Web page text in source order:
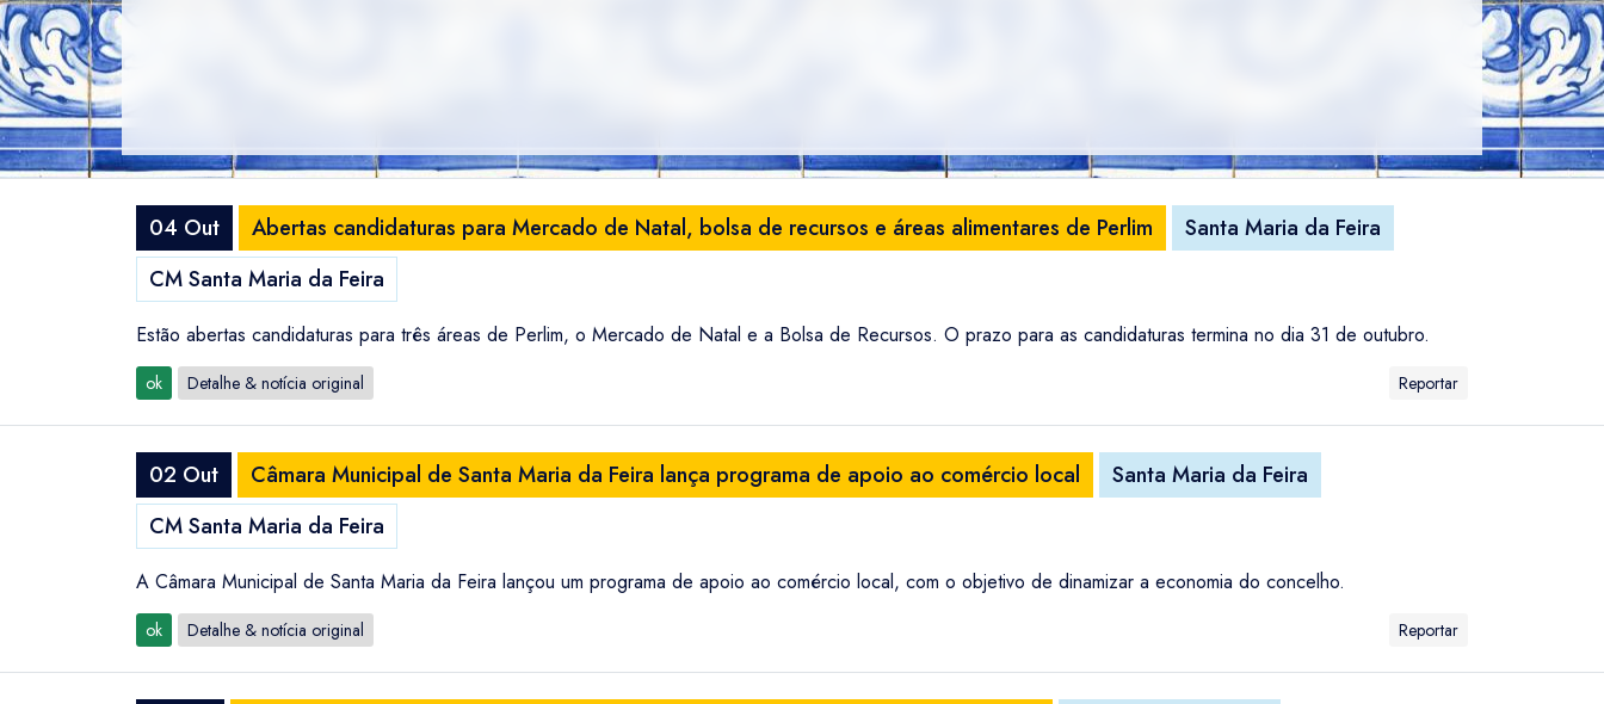
04 Out Abertas candidaturas para Mercado de Natal, bolsa de recursos e áreas alimentares de Perlim
Santa Maria da Feira
CM Santa Maria da Feira
Estão abertas candidaturas para três áreas de Perlim, o Mercado de Natal e a Bolsa de Recursos. O prazo para as candidaturas termina no dia 31 de outubro.
ok Detalhe & notícia original Reportar
02 Out Câmara Municipal de Santa Maria da Feira lança programa de apoio ao comércio local
Santa Maria da Feira
CM Santa Maria da Feira
A Câmara Municipal de Santa Maria da Feira lançou um programa de apoio ao comércio local, com o objetivo de dinamizar a economia do concelho.
ok Detalhe & notícia original Reportar